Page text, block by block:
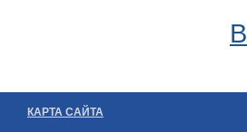
КАРТА САЙТА